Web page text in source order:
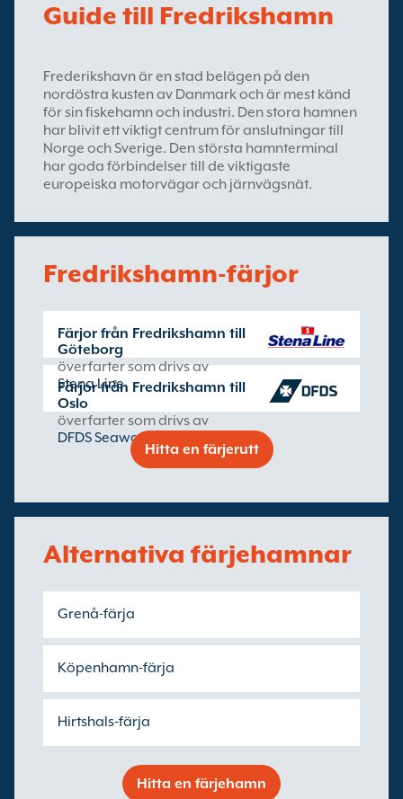
Guide till Fredrikshamn
Frederikshavn är en stad belägen på den
nordöstra kusten av Danmark och är mest känd
för sin fiskehamn och industri. Den stora hamnen
har blivit ett viktigt centrum för anslutningar till
Norge och Sverige. Den största hamnterminal
har goda förbindelser till de viktigaste
europeiska motorvägar och järnvägsnät.
Fredrikshamn-färjor
Färjor från Fredrikshamn till
Göteborg
överfarter som drivs av
Stena Line
Färjor från Fredrikshamn till
Oslo
överfarter som drivs av
DFDS Seaways
Hitta en färjerutt
Alternativa färjehamnar
Grenå-färja
Köpenhamn-färja
Hirtshals-färja
Hitta en färjehamn